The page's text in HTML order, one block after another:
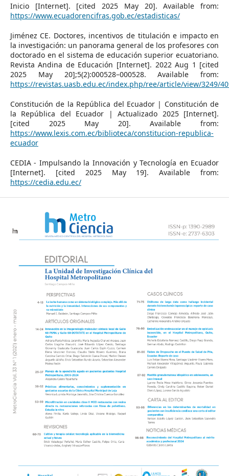
Inicio [Internet]. [cited 2025 May 20]. Available from:
https://www.ecuadorencifras.gob.ec/estadisticas/
Jiménez CE. Doctores, incentivos de titulación e impacto en
la investigación: un panorama general de los profesores con
doctorado en el sistema de educación superior ecuatoriano.
Revista Andina de Educación [Internet]. 2022 Aug 1 [cited
2025 May 20];5(2):000528–000528. Available from:
https://revistas.uasb.edu.ec/index.php/ree/article/view/3249/
Constitución de la República del Ecuador | Constitución de
la República del Ecuador | Actualizado 2025 [Internet].
[cited 2025 May 20]. Available from:
https://www.lexis.com.ec/biblioteca/constitucion-republica-
ecuador
CEDIA - Impulsando la Innovación y Tecnología en Ecuador
[Internet]. [cited 2025 May 19]. Available from:
https://cedia.edu.ec/